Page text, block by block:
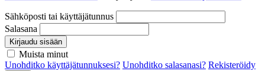
Sähköposti tai käyttäjätunnus
Salasana
Kirjaudu sisään
Muista minut
Unohditko käyttäjätunnuksesi? Unohditko salasanasi? Rekisteröidy